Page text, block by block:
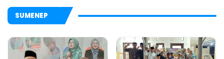
SUMENEP